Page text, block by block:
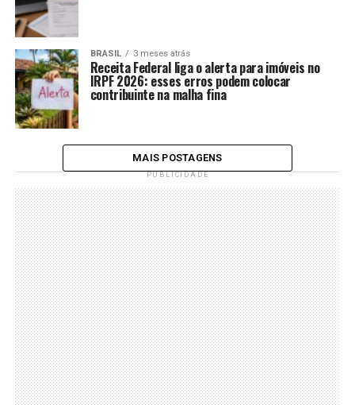
BRASIL 3 meses atrás
Receita Federal liga o alerta para imóveis no
IRPF 2026: esses erros podem colocar
contribuinte na malha fina
MAIS POSTAGENS
PUBLICIDADE